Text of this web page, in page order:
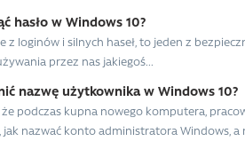
hasło w Windows 10?
z loginów i silnych haseł, to jeden z
przez nas jakiegoś...
nazwę użytkownika w Windows 10?
że podczas kupna nowego komputera,
jak nazwać konto administratora Windows, a